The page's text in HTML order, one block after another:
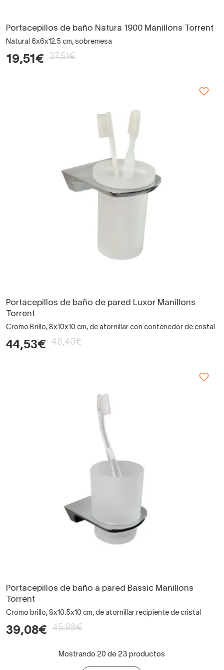
Portacepillos de baño Natura 1900 Manillons Torrent
Natural 6x6x12.5 cm, sobremesa
19,51€ 37,51€
Portacepillos de baño de pared Luxor Manillons
Torrent
Cromo Brillo, 8x10x10 cm, de atornillar con contenedor de cristal
44,53€ 48,40€
Portacepillos de baño a pared Bassic Manillons
Torrent
Cromo brillo, 8x10.5x10 cm, de atornillar recipiente de cristal
39,08€ 45,98€
Mostrando 20 de 23 productos